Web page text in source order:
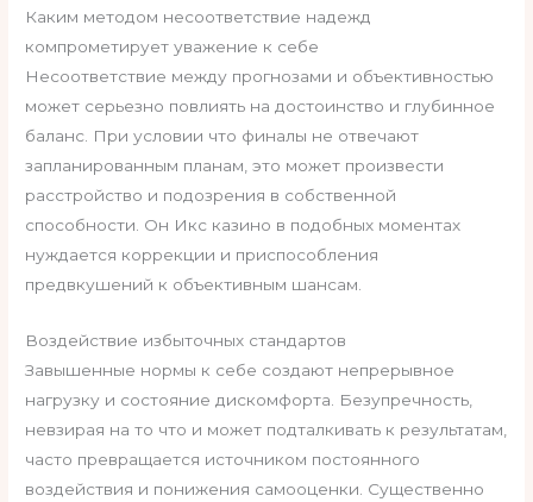
Каким методом несоответствие надежд
компрометирует уважение к себе
Несоответствие между прогнозами и объективностью
может серьезно повлиять на достоинство и глубинное
баланс. При условии что финалы не отвечают
запланированным планам, это может произвести
расстройство и подозрения в собственной
способности. Он Икс казино в подобных моментах
нуждается коррекции и приспособления
предвкушений к объективным шансам.
Воздействие избыточных стандартов
Завышенные нормы к себе создают непрерывное
нагрузку и состояние дискомфорта. Безупречность,
невзирая на то что и может подталкивать к результатам,
часто превращается источником постоянного
воздействия и понижения самооценки. Существенно